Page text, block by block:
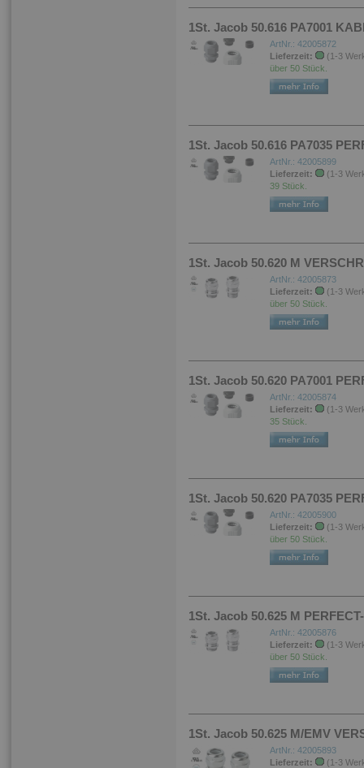
1St. Jacob 50.616 PA7001
ArtNr.: 42005872
Lieferzeit:
(1-3
über 50 Stück.
1St. Jacob 50.616 PA7035
ArtNr.: 42005899
Lieferzeit:
(1-3
39 Stück.
1St. Jacob 50.620 M
ArtNr.: 42005873
Lieferzeit:
(1-3
über 50 Stück.
1St. Jacob 50.620 PA7001
ArtNr.: 42005874
Lieferzeit:
(1-3
35 Stück.
1St. Jacob 50.620 PA7035
ArtNr.: 42005900
Lieferzeit:
(1-3
über 50 Stück.
1St. Jacob 50.625 M
ArtNr.: 42005876
Lieferzeit:
(1-3
über 50 Stück.
1St. Jacob 50.625 M/EMV
ArtNr.: 42005893
Lieferzeit:
(1-3